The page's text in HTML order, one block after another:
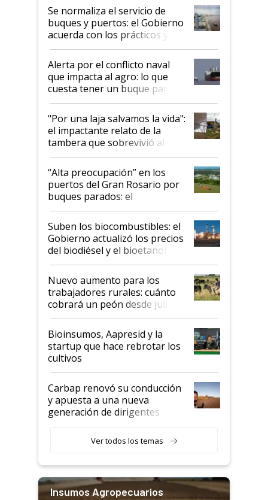
Se normaliza el servicio de
buques y puertos: el Gobierno
acuerda con los prácticos y
suspende el decreto de
desregulación
Alerta por el conflicto naval
que impacta al agro: lo que
cuesta tener un buque parado
y el peligro de que Argentina
pase a ser "país sucio"
"Por una laja salvamos la vida":
el impactante relato de la
tambera que sobrevivió al
tornado
“Alta preocupación” en los
puertos del Gran Rosario por
buques parados: el
funcionamiento de las
exportadoras en tensión tras
la medida de fuerza de los
prácticos
Suben los biocombustibles: el
Gobierno actualizó los precios
del biodiésel y el bioetanol
Nuevo aumento para los
trabajadores rurales: cuánto
cobrará un peón desde julio
Bioinsumos, Aapresid y la
startup que hace rebrotar los
cultivos
Carbap renovó su conducción
y apuesta a una nueva
generación de dirigentes
Ver todos los temas
Insumos Agropecuarios